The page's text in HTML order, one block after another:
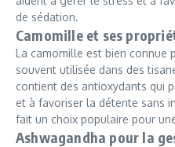
de sédation.
Camomille et ses
La camomille est bien connue
souvent utilisée dans des
contient des antioxydants qui
et à favoriser la détente sans
fait un choix populaire pour
Ashwagandha pour la